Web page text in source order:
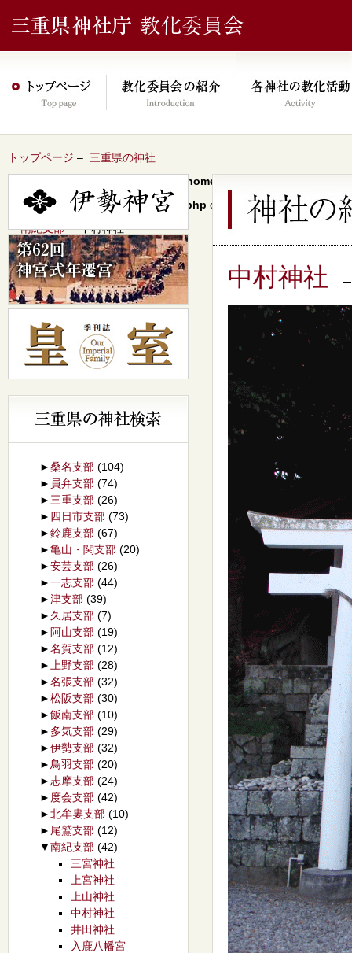
トップページ – 三重県の神社
/home/xs046278/mie-
content/themes/jinja2022/header.php on line
64
–南紀支部– 中村神社
中村神社
►桑名支部 (104)
► 員弁支部 (74)
► 三重支部 (26)
► 四日市支部 (73)
►鈴鹿支部 (67)
►亀山・関支部 (20)
►安芸支部 (26)
►一志支部 (44)
►津支部 (39)
► 久居支部 (7)
► 阿山支部 (19)
►名賀支部 (12)
►
上野支部 (28)
►名張支部 (32)
►松阪支部 (30)
►飯南支部 (10)
► 多気支部 (29)
►伊勢支部 (32)
► 鳥羽支部 (20)
►志摩支部 (24)
► 度会支部 (42)
►北牟婁支部 (10)
► 尾鷲支部 (12)
▼南紀支部 (42)
三宮神社
上宮神社
上山神社
中村神社
井田神社
入鹿八幡宮